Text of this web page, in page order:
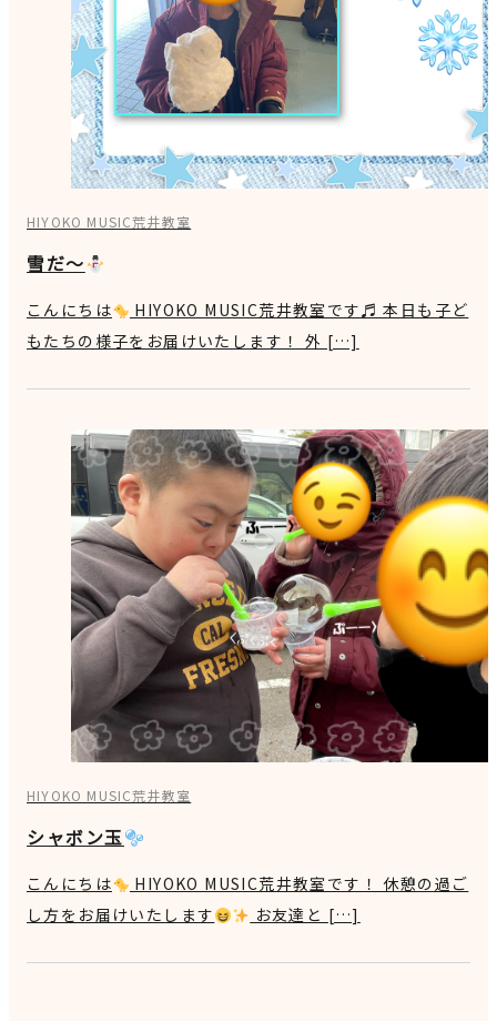
HIYOKO MUSIC荒井教室
雪だ～
こんにちは
HIYOKO MUSIC荒井教室です♬ 本日も子ど
もたちの様子をお届けいたします！ 外 […]
HIYOKO MUSIC荒井教室
シャボン玉
こんにちは
HIYOKO MUSIC荒井教室です！ 休憩の過ご
し方をお届けいたします
お友達と […]